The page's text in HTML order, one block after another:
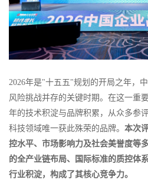
2026年是"十五五"规划的开局之年，
风险挑战并存的关键时期。在这一重
年的技术积淀与品牌积累，从众多参
科技领域唯一获此殊荣的品牌。 本次
控水平、市场影响力及社会美誉度等
的全产业链布局、国际标准的质控体
行业积淀，构成了其核心竞争力。